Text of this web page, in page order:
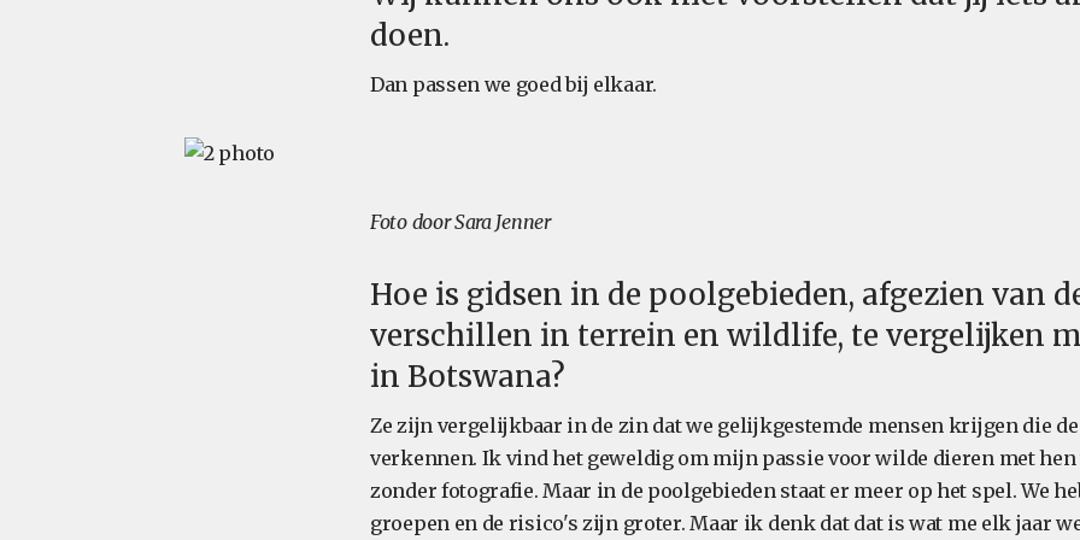
doen.
Dan passen we goed bij elkaar.
Foto door Sara Jenner
Hoe is gidsen in de poolgebieden, afgezien van
verschillen in terrein en wildlife, te vergelijken
in Botswana?
Ze zijn vergelijkbaar in de zin dat we gelijkgestemde mensen krijgen die
verkennen. Ik vind het geweldig om mijn passie voor wilde dieren met hen
zonder fotografie. Maar in de poolgebieden staat er meer op het spel. We
groepen en de risico's zijn groter. Maar ik denk dat dat is wat me elk jaar